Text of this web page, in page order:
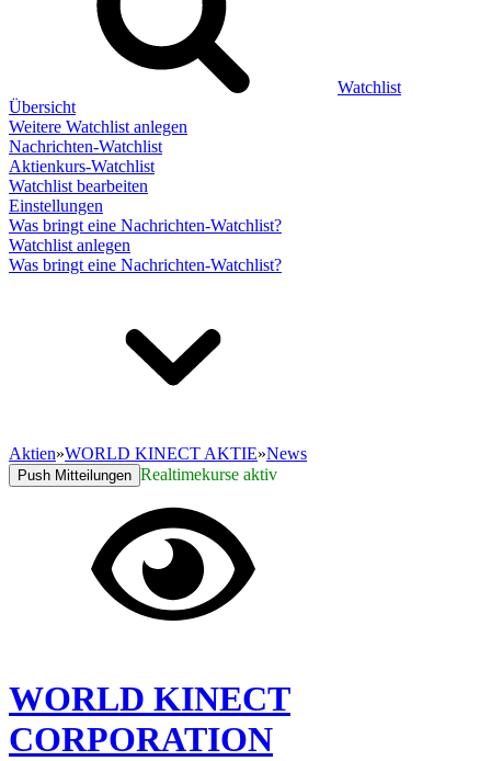
Watchlist
Übersicht
Weitere Watchlist anlegen
Nachrichten-Watchlist
Aktienkurs-Watchlist
Watchlist bearbeiten
Einstellungen
Was bringt eine Nachrichten-Watchlist?
Watchlist anlegen
Was bringt eine Nachrichten-Watchlist?
Aktien»WORLD KINECT AKTIE»News
Push Mitteilungen Realtimekurse aktiv
WORLD KINECT
CORPORATION